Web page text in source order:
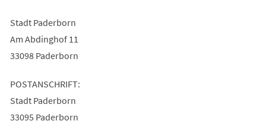
Stadt Paderborn
Am Abdinghof 11
33098 Paderborn
POSTANSCHRIFT:
Stadt Paderborn
33095 Paderborn